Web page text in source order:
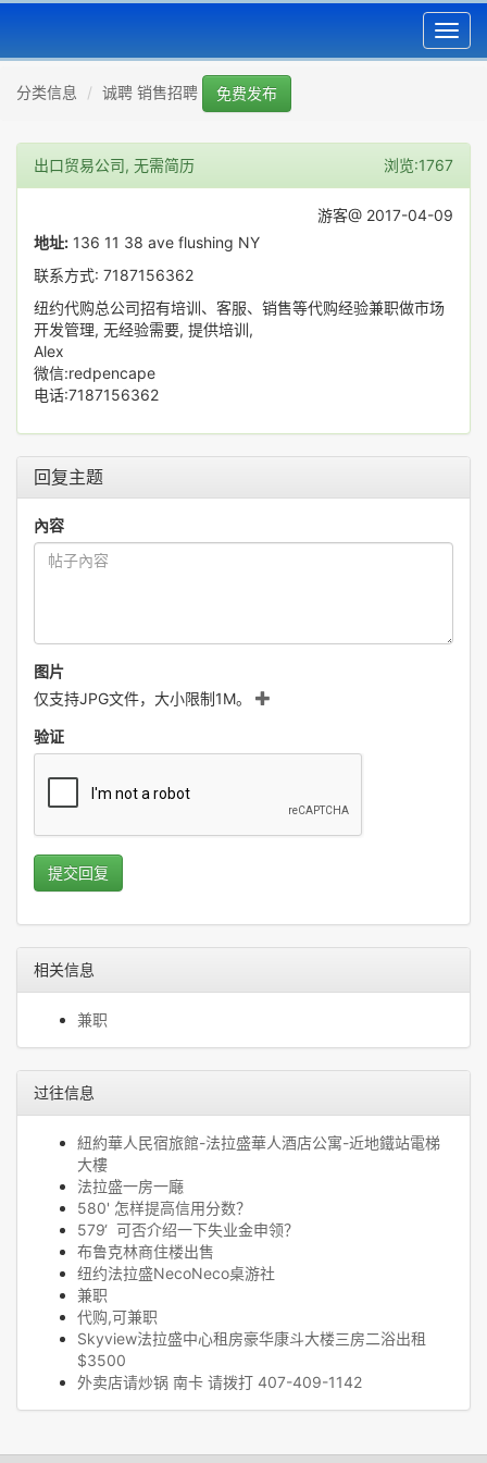
分类信息 诚聘 销售招聘 免费发布
出口贸易公司, 无需简历 浏览:1767
游客@ 2017-04-09
地址: 136 11 38 ave flushing NY
联系方式: 7187156362
纽约代购总公司招有培训、客服、销售等代购经验兼职做市场
开发管理, 无经验需要, 提供培训,
Alex
微信:redpencape
电话:7187156362
回复主题
內容
图片
仅支持JPG文件，大小限制1M。
验证
提交回复
相关信息
兼职
过往信息
紐約華人民宿旅館-法拉盛華人酒店公寓-近地鐵站電梯
大樓
法拉盛一房一廰
580' 怎样提高信用分数？
579‘ 可否介绍一下失业金申领？
布鲁克林商住楼出售
纽约法拉盛NecoNeco桌游社
兼职
代购,可兼职
Skyview法拉盛中心租房豪华康斗大楼三房二浴出租
$3500
外卖店请炒锅 南卡 请拨打 407-409-1142